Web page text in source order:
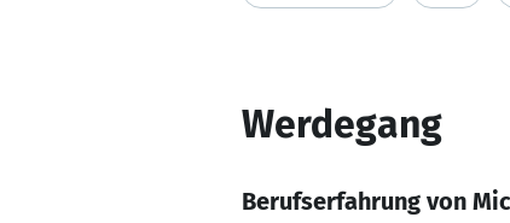
Werdegang
Berufserfahrung von